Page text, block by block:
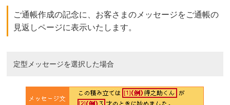
ご通帳作成の記念に、お客さまのメッセージをご通帳の
見返しページに表示いたします。
定型メッセージを選択した場合